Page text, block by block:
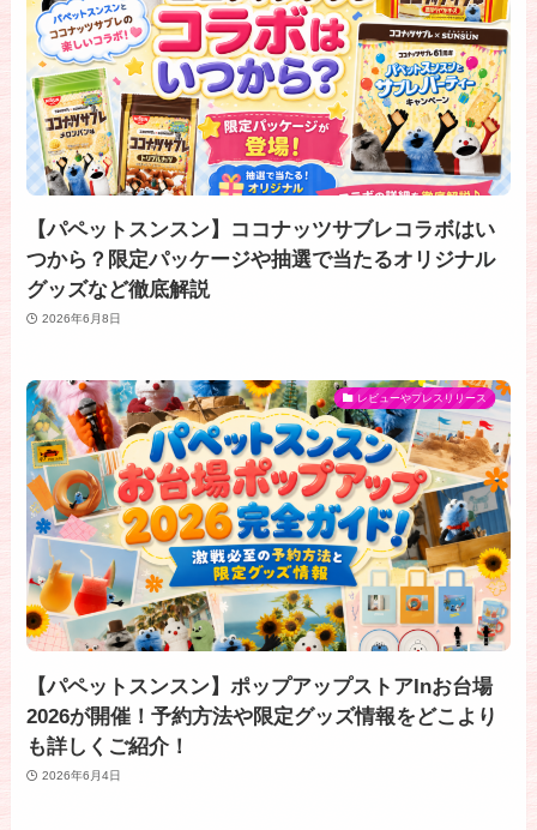
【パペットスンスン】ココナッツサブレコラボはい
つから？限定パッケージや抽選で当たるオリジナル
グッズなど徹底解説
2026年6月8日
レビューやプレスリリース
【パペットスンスン】ポップアップストアInお台場
2026が開催！予約方法や限定グッズ情報をどこより
も詳しくご紹介！
2026年6月4日